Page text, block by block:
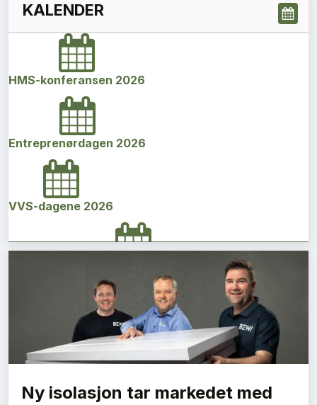
KALENDER
HMS-konferansen 2026
Entreprenørdagen 2026
VVS-dagene 2026
Norges bygg- og eiendomskonferanse 2026
Vi Bygger Vestland 2026
Byggenæringens Klimakonferanse 2026
Ny isolasjon tar markedet med